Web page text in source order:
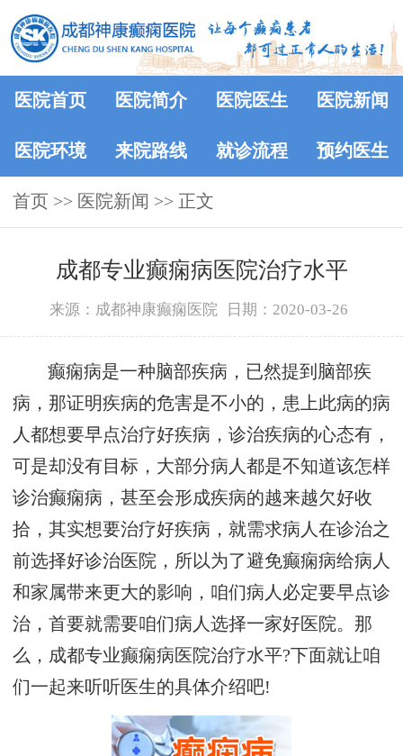
医院首页 医院简介 医院医生 医院新闻
医院环境 来院路线 就诊流程 预约医生
首页 >> 医院新闻 >> 正文
成都专业癫痫病医院治疗水平
来源：成都神康癫痫医院 日期：2020-03-26
癫痫病是一种脑部疾病，已然提到脑部疾
病，那证明疾病的危害是不小的，患上此病的病
人都想要早点治疗好疾病，诊治疾病的心态有，
可是却没有目标，大部分病人都是不知道该怎样
诊治癫痫病，甚至会形成疾病的越来越欠好收
拾，其实想要治疗好疾病，就需求病人在诊治之
前选择好诊治医院，所以为了避免癫痫病给病人
和家属带来更大的影响，咱们病人必定要早点诊
治，首要就需要咱们病人选择一家好医院。那
么，成都专业癫痫病医院治疗水平?下面就让咱
们一起来听听医生的具体介绍吧!